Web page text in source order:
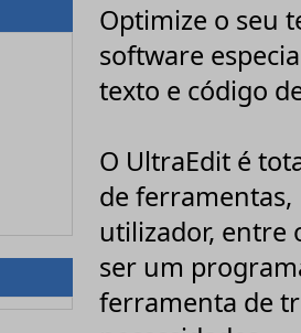
Optimize o seu
software
texto e código
O UltraEdit é
de
utilizador, entre
ser um
ferramenta de